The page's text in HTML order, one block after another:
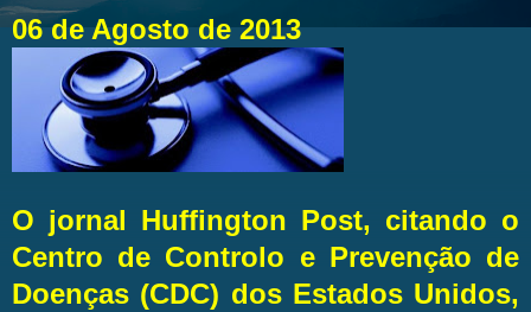
06 de Agosto de 2013
O jornal Huffington Post, citando o
Centro de Controlo e Prevenção de
Doenças (CDC) dos Estados Unidos,